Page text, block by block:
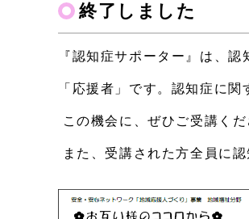
終了しました
『認知症サポーター』は、
「応援者」です。認知症に
この機会に、ぜひご受講くだ
また、受講された方全員に